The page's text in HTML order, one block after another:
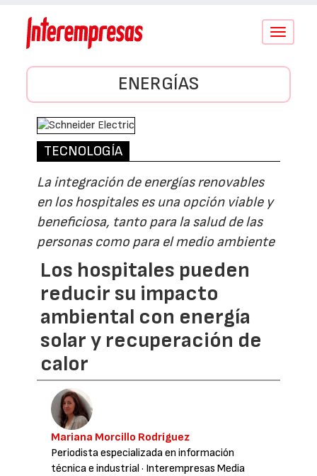
Conmutar
ENERGÍAS
TECNOLOGÍA
La integración de energías renovables
en los hospitales es una opción viable y
beneficiosa, tanto para la salud de las
personas como para el medio ambiente
Los hospitales pueden
reducir su impacto
ambiental con energía
solar y recuperación de
calor
Mariana Morcillo Rodríguez
Periodista especializada en información
técnica e industrial· Interempresas Media